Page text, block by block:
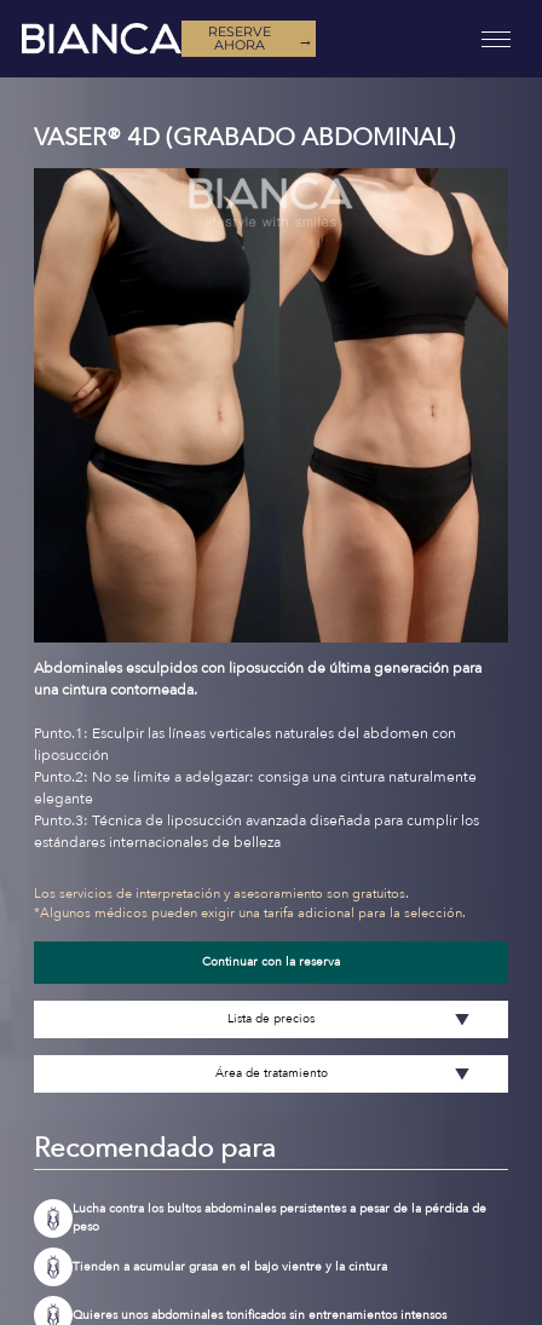
RESERVE
AHORA →
VASER® 4D (GRABADO ABDOMINAL)
Abdominales esculpidos con liposucción de última generación para
una cintura contorneada.
Punto.1: Esculpir las líneas verticales naturales del abdomen con
liposucción
Punto.2: No se limite a adelgazar: consiga una cintura naturalmente
elegante
Punto.3: Técnica de liposucción avanzada diseñada para cumplir los
estándares internacionales de belleza
Los servicios de interpretación y asesoramiento son gratuitos.
*Algunos médicos pueden exigir una tarifa adicional para la selección.
Continuar con la reserva
Lista de precios
Área de tratamiento
Recomendado para
Lucha contra los bultos abdominales persistentes a pesar de la pérdida de
peso
Tienden a acumular grasa en el bajo vientre y la cintura
Quieres unos abdominales tonificados sin entrenamientos intensos